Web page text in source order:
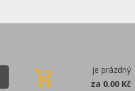
je prázdný
za 0.00 Kč